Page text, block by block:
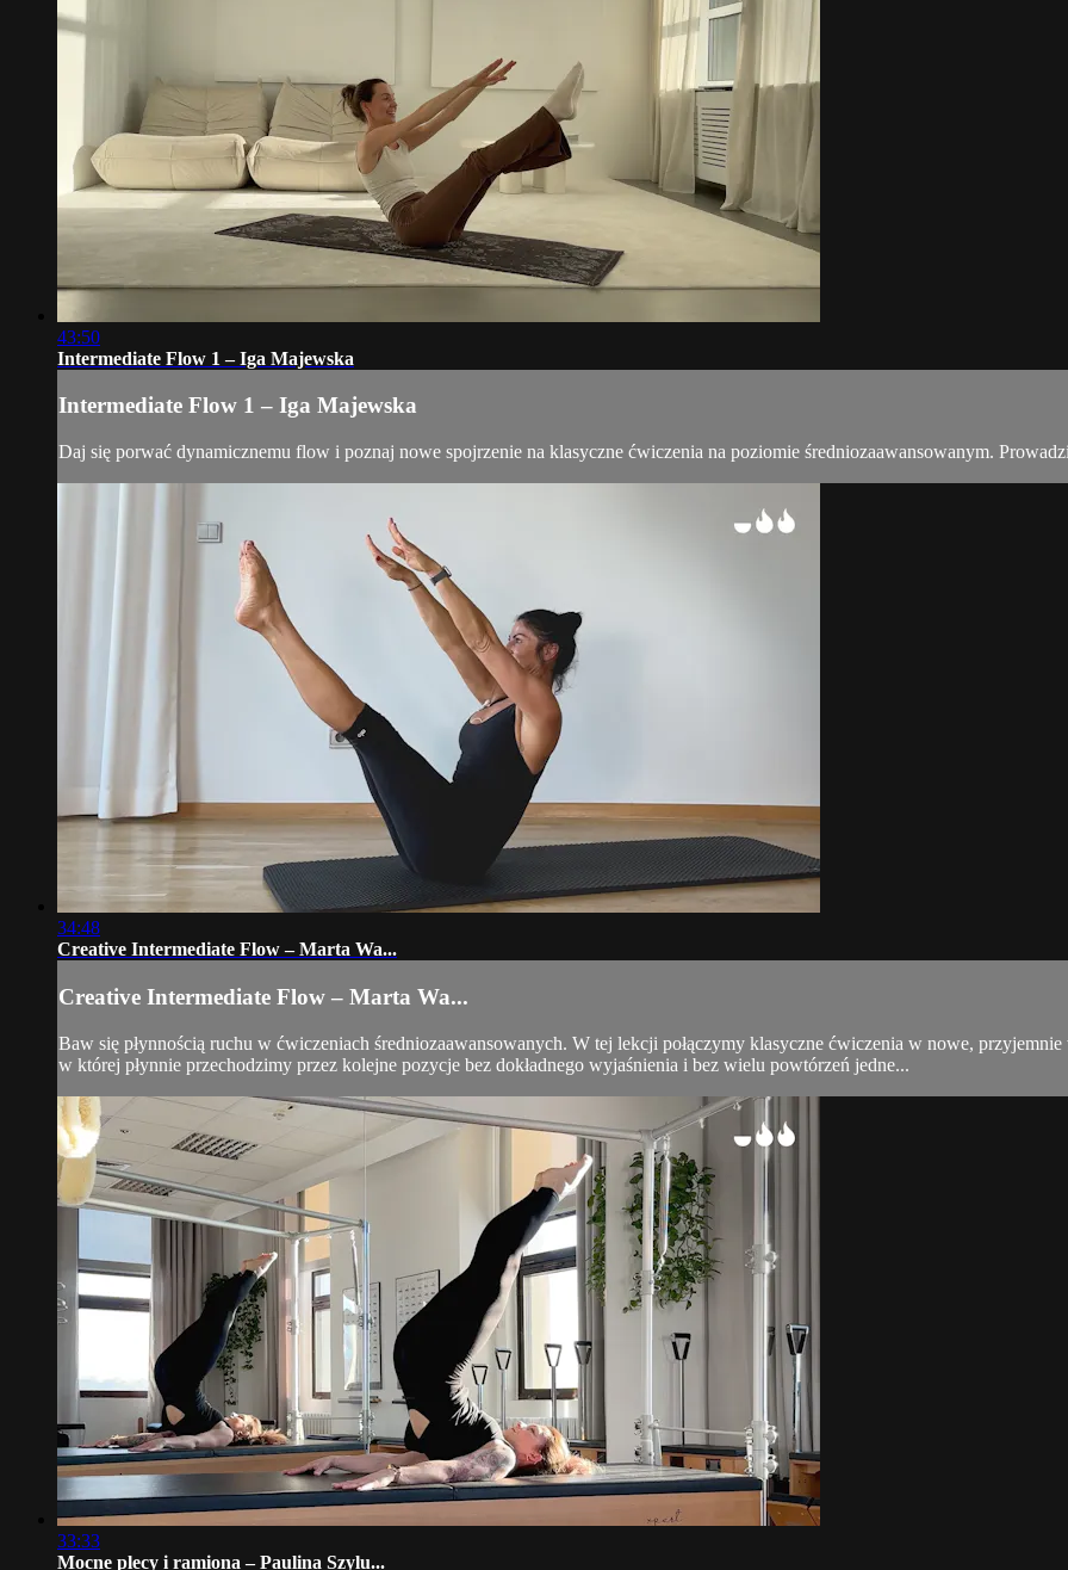
43:50
Intermediate Flow 1 – Iga Majewska
Intermediate Flow 1 – Iga Majewska
Daj się porwać dynamicznemu flow i poznaj nowe spojrzenie na klasyczne ćwiczenia na poziomie średniozaawansowanym.
34:48
Creative Intermediate Flow – Marta Wa...
Creative Intermediate Flow – Marta Wa...
Baw się płynnością ruchu w ćwiczeniach średniozaawansowanych. W tej lekcji połączymy klasyczne ćwiczenia w nowe,
w której płynnie przechodzimy przez kolejne pozycje bez dokładnego wyjaśnienia i bez wielu powtórzeń jedne...
33:33
Mocne plecy i ramiona – Paulina Szylu...